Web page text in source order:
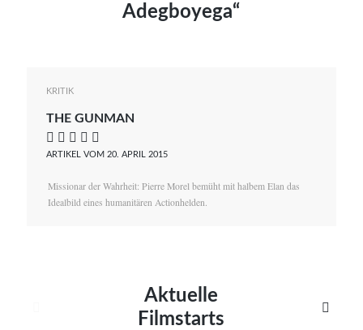
Adegboyega“
KRITIK
THE GUNMAN
    
ARTIKEL VOM 20. APRIL 2015
Missionar der Wahrheit: Pierre Morel bemüht mit halbem Elan das
Idealbild eines humanitären Actionhelden.
Aktuelle
Filmstarts
